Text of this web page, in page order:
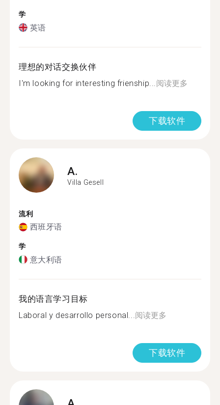
学
英语
理想的对话交换伙伴
I'm looking for interesting frienship... 阅读更多
下载软件
A.
Villa Gesell
流利
西班牙语
学
意大利语
我的语言学习目标
Laboral y desarrollo personal... 阅读更多
下载软件